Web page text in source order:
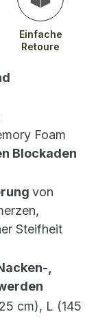
Einfache
Retoure
Foam
Blockaden
von
Steifheit
,
cm), L (145